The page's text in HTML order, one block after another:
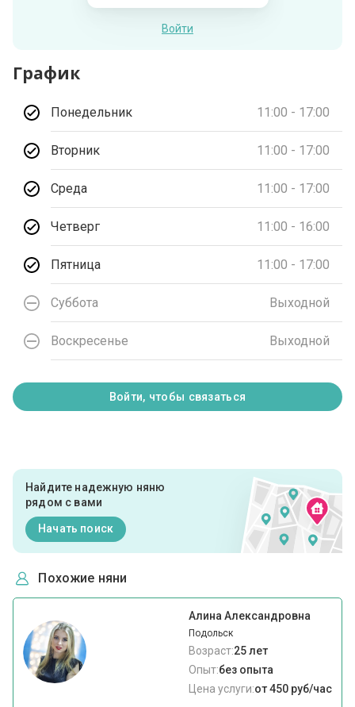
Войти
График
Понедельник 11:00 - 17:00
Вторник 11:00 - 17:00
Среда 11:00 - 17:00
Четверг 11:00 - 16:00
Пятница 11:00 - 17:00
Суббота Выходной
Воскресенье Выходной
Войти, чтобы связаться
Найдите надежную няню
рядом с вами
Начать поиск
Похожие няни
Алина Александровна
Подольск
Возраст:25 лет
Опыт:без опыта
Цена услуги:от 450 руб/час